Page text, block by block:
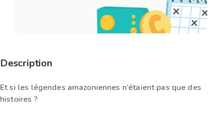
Description
Et si les légendes amazoniennes n’étaient pas que des
histoires ?